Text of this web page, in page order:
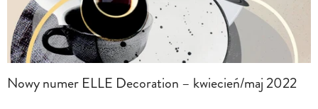
Nowy numer ELLE Decoration – kwiecień/maj 2022